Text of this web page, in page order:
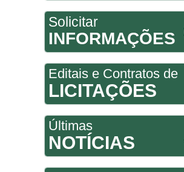
Solicitar
INFORMAÇÕES
Editais e Contratos de
LICITAÇÕES
Últimas
NOTÍCIAS